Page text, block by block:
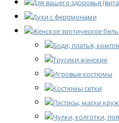
Для вашего здоровья
Духи с феромонами
Женское эротическое
Боди, платья,
Трусики женские
Игровые костюмы
Костюмы сетки
Пэстисы, маски
Чулки, колготки,